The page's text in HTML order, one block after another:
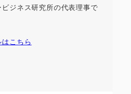
ジネス研究所の代表理事で
こちら